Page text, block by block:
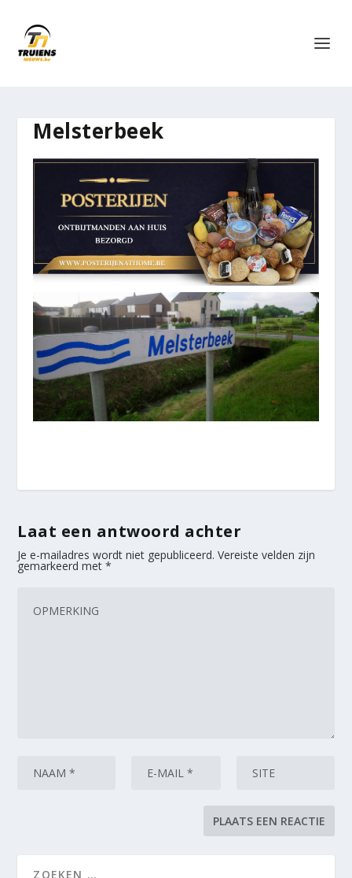
Melsterbeek
Laat een antwoord achter
Je e-mailadres wordt niet gepubliceerd. Vereiste velden zijn
gemarkeerd met*